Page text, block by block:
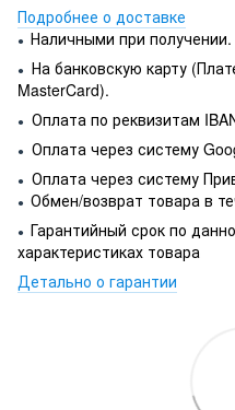
Подробнее о доставке
● Наличными при получении.
● На банковскую карту
MasterCard).
● Оплата по реквизитам
● Оплата через систему
● Оплата через систему
● Обмен/возврат товара в
● Гарантийный срок по
характеристиках товара
Детально о гарантии